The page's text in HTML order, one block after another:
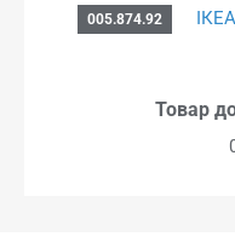
005.874.92
Товар